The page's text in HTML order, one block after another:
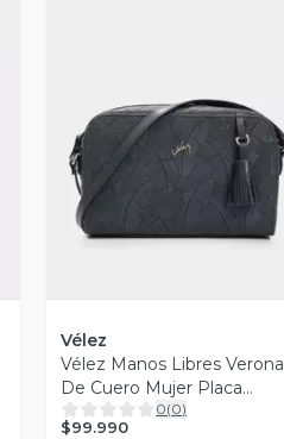
Vista Previa
Vélez
Vélez Manos Libres Verona
De Cuero Mujer Placa
Palmera AzulO
0(0)
$99.990